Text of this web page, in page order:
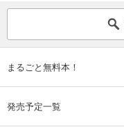
まるごと無料本！
発売予定一覧